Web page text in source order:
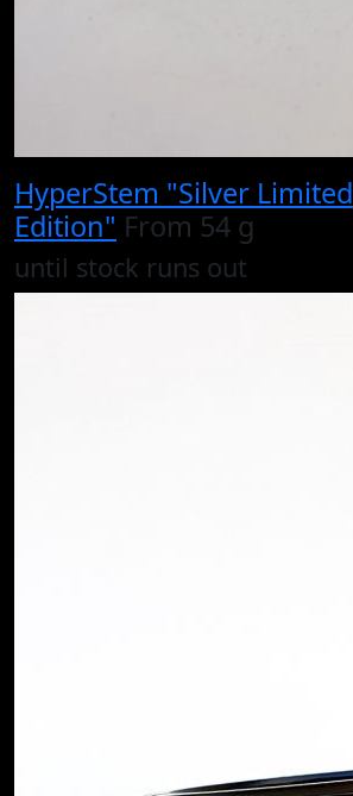
HyperStem "Silver Limited
Edition" From 54 g
until stock runs out